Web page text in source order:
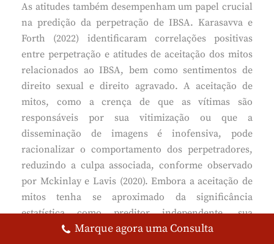
As atitudes também desempenham um papel crucial
na predição da perpetração de IBSA. Karasavva e
Forth (2022) identificaram correlações positivas
entre perpetração e atitudes de aceitação dos mitos
relacionados ao IBSA, bem como sentimentos de
direito sexual e direito agravado. A aceitação de
mitos, como a crença de que as vítimas são
responsáveis por sua vitimização ou que a
disseminação de imagens é inofensiva, pode
racionalizar o comportamento dos perpetradores,
reduzindo a culpa associada, conforme observado
por Mckinlay e Lavis (2020). Embora a aceitação de
mitos tenha se aproximado da significância
estatística como preditor independente, sua
influência é clara em estudos anteriores, como
Marque agora uma Consulta